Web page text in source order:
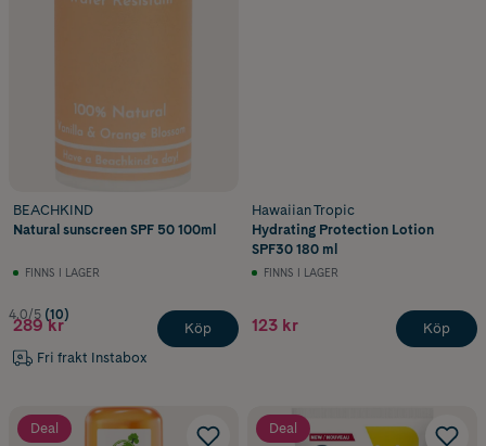
BEACHKIND
Natural sunscreen SPF 50 100ml
FINNS I LAGER
4.0/5 (10)
289 kr
Fri frakt Instabox
Köp
Hawaiian Tropic
Hydrating Protection Lotion
SPF30 180 ml
FINNS I LAGER
123 kr Köp
Deal Deal